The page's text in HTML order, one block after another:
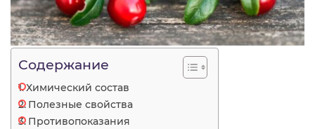
Содержание
Химический состав
Полезные свойства
Противопоказания